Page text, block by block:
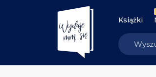
Książki